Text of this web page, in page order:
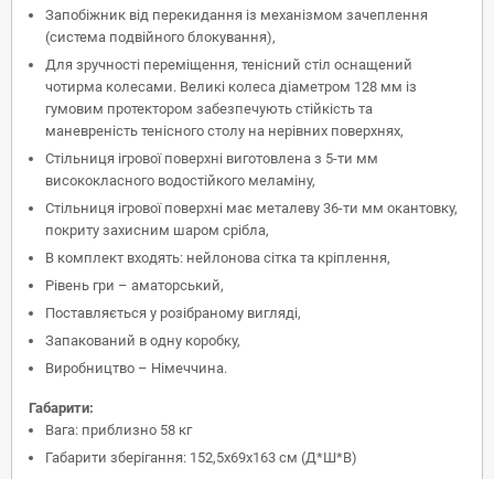
Запобіжник від перекидання із механізмом зачеплення
(система подвійного блокування),
Для зручності переміщення, тенісний стіл оснащений
чотирма колесами. Великі колеса діаметром 128 мм із
гумовим протектором забезпечують стійкість та
маневреність тенісного столу на нерівних поверхнях,
Стільниця ігрової поверхні виготовлена з 5-ти мм
висококласного водостійкого меламіну,
Стільниця ігрової поверхні має металеву 36-ти мм окантовку,
покриту захисним шаром срібла,
В комплект входять: нейлонова сітка та кріплення,
Рівень гри – аматорський,
Поставляється у розібраному вигляді,
Запакований в одну коробку,
Виробництво – Німеччина.
Габарити:
Вага: приблизно 58 кг
Габарити зберігання: 152,5x69x163 см (Д*Ш*В)